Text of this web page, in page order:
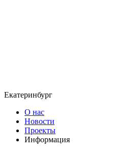
Екатеринбург
О нас
Новости
Проекты
Информация